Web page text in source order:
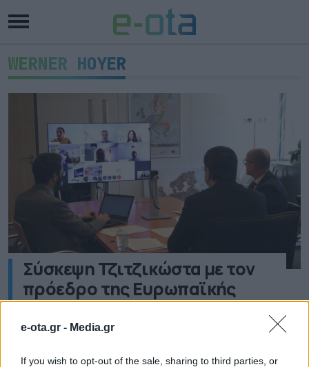
e-ota.gr - Media.gr
If you wish to opt-out of the sale, sharing to third parties, or
WERNER HOYER
Σύσκεψη Τζιτζικώστα με τον
πρόεδρο της Ευρωπαϊκής
Τράπεζας Επενδύσεων για την
ενίσχυση των τοπικών